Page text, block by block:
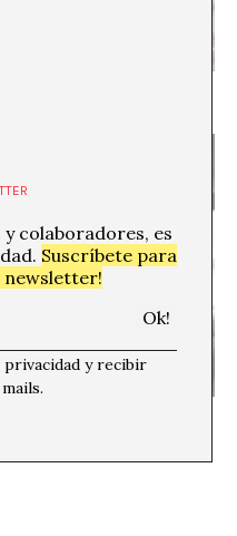
y colaboradores, es
Suscríbete para
y recibir